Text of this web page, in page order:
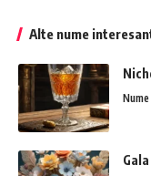
Alte nume